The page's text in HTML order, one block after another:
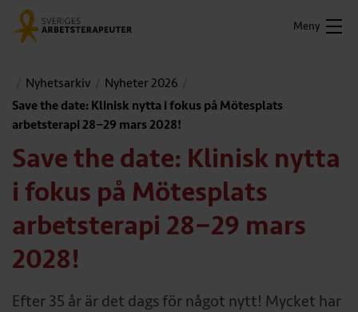
Meny
Nyhetsarkiv
Nyheter 2026
Save the date: Klinisk nytta i fokus på Mötesplats
arbetsterapi 28−29 mars 2028!
Save the date: Klinisk nytta
i fokus på Mötesplats
arbetsterapi 28−29 mars
2028!
Efter 35 år är det dags för något nytt! Mycket har